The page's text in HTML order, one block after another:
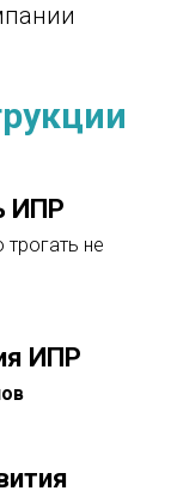
ИПР
не
ИПР